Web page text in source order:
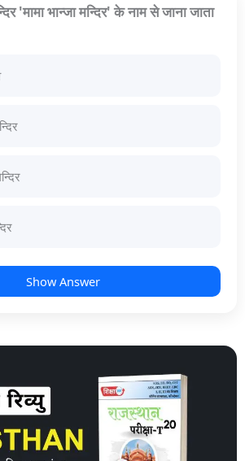
'मामा भान्जा मन्दिर' के नाम से जाना जाता
Show Answer